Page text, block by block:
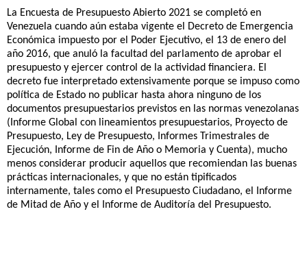
La Encuesta de Presupuesto Abierto 2021 se completó en
Venezuela cuando aún estaba vigente el Decreto de Emergencia
Económica impuesto por el Poder Ejecutivo, el 13 de enero del
año 2016, que anuló la facultad del parlamento de aprobar el
presupuesto y ejercer control de la actividad financiera. El
decreto fue interpretado extensivamente porque se impuso como
política de Estado no publicar hasta ahora ninguno de los
documentos presupuestarios previstos en las normas venezolanas
(Informe Global con lineamientos presupuestarios, Proyecto de
Presupuesto, Ley de Presupuesto, Informes Trimestrales de
Ejecución, Informe de Fin de Año o Memoria y Cuenta), mucho
menos considerar producir aquellos que recomiendan las buenas
prácticas internacionales, y que no están tipificados
internamente, tales como el Presupuesto Ciudadano, el Informe
de Mitad de Año y el Informe de Auditoría del Presupuesto.